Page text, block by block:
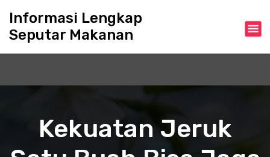
c
Informasi Lengkap
Seputar Makanan
Kekuatan Jeruk